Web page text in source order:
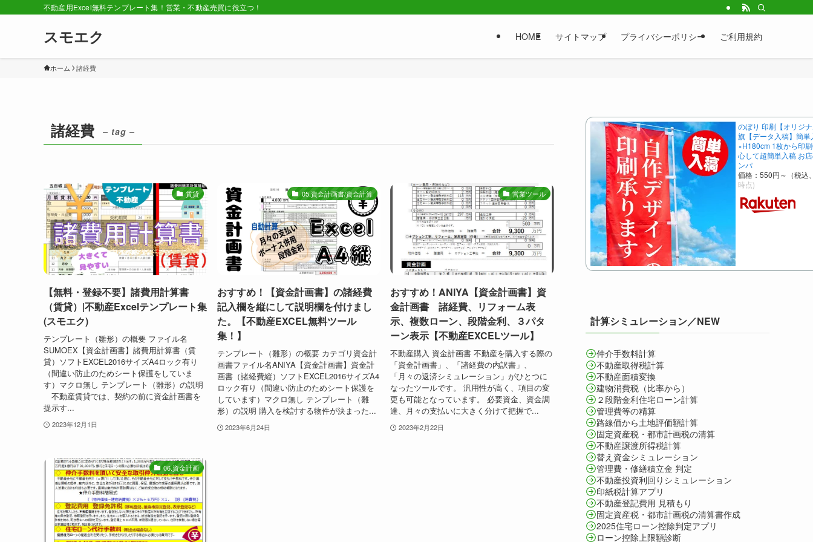
不動産用Excel無料テンプレート集！営業・不動産売買に役立つ！
スモエク HOME サイトマップ プライバシーポリシー ご利用規約
ホーム 諸経費
諸経費 – tag –
賃貸
【無料・登録不要】諸費用計算書
（賃貸）|不動産Excelテンプレート集
(スモエク)
テンプレート（雛形）の概要 ファイル名
SUMOEX【資金計画書】諸費用計算書（賃
貸）ソフトEXCEL2016サイズA4ロック有り
（間違い防止のためシート保護をしていま
す）マクロ無し テンプレート（雛形）の説明
不動産賃貸では、契約の前に資金計画書を
提示す...
2023年12月1日
05.資金計画書/資金計算
おすすめ！【資金計画書】の諸経費
記入欄を縦にして説明欄を付けまし
た。【不動産EXCEL無料ツール
集！】
テンプレート（雛形）の概要 カテゴリ資金計
画書ファイル名ANIYA【資金計画書】資金計
画書（諸経費縦）ソフトEXCEL2016サイズA4
ロック有り（間違い防止のためシート保護を
しています）マクロ無し テンプレート（雛
形）の説明 購入を検討する物件が決まった...
2023年6月24日
営業ツール
おすすめ！ANIYA【資金計画書】資
金計画書 諸経費、リフォーム表
示、複数ローン、段階金利、３パタ
ーン表示【不動産EXCELツール】
不動産購入 資金計画書 不動産を購入する際の
「資金計画書」、「諸経費の内訳書」、
「月々の返済シミュレーション」がひとつに
なったツールです。 汎用性が高く、項目の変
更も可能となっています。 必要資金、資金調
達、月々の支払いに大きく分けて把握で...
2023年2月22日
06.資金計画
のぼり 印刷【オリジ
旗【データ入稿】簡
×H180cm 1枚から印
心して超簡単入稿 お
ンパ
価格：550円～（税込
時点)
計算シミュレーション／NEW
仲介手数料計算
不動産取得税計算
不動産面積変換
建物消費税（比率から）
２段階金利住宅ローン計算
管理費等の精算
路線価から土地評価額計算
固定資産税・都市計画税の清算
不動産譲渡所得税計算
替え資金シミュレーション
管理費・修繕積立金 判定
不動産投資利回りシミュレーション
印紙税計算アプリ
不動産登記費用 見積もり
固定資産税・都市計画税の清算書作成
2025住宅ローン控除判定アプリ
ローン控除上限額診断